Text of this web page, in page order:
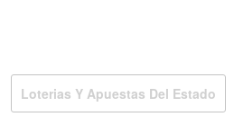
Loterias Y Apuestas Del Estado